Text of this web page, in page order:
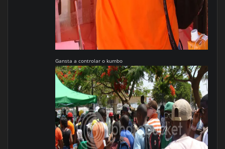
Gansta a controlar o kumbo